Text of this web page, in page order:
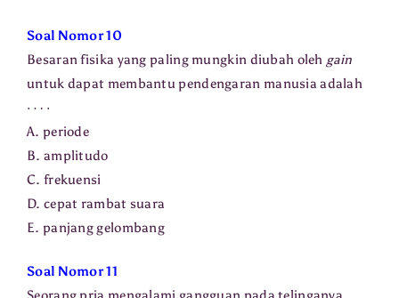
Soal Nomor 10
Besaran fisika yang paling mungkin diubah oleh gain
untuk dapat membantu pendengaran manusia adalah
A. periode
B. amplitudo
C. frekuensi
D. cepat rambat suara
E. panjang gelombang
Soal Nomor 11